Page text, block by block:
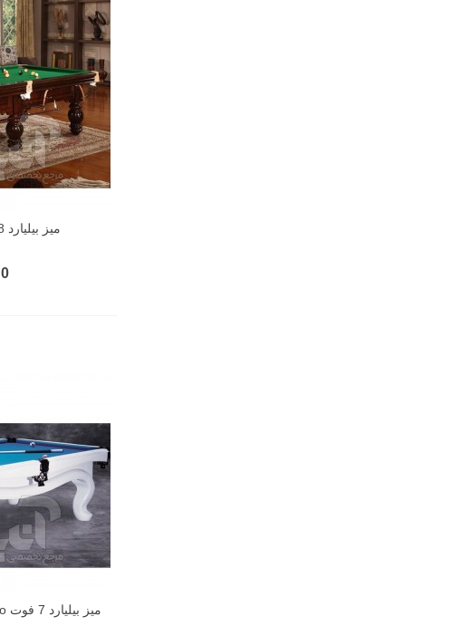
میز بیلیارد 8 فوت Leo Royal
0 تومان
میز بیلیارد 7 فوت LEO Queen White Piano